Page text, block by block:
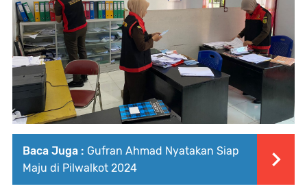
Baca Juga : Gufran Ahmad Nyatakan Siap
Maju di Pilwalkot 2024